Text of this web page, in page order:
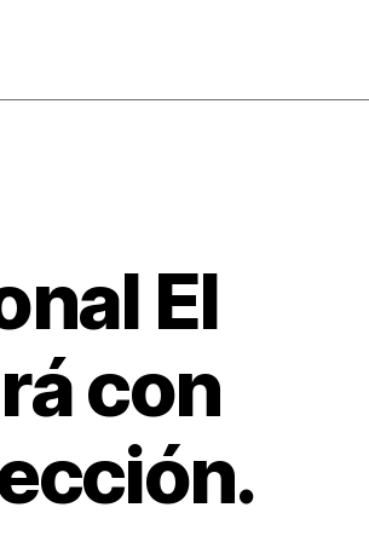
El
con